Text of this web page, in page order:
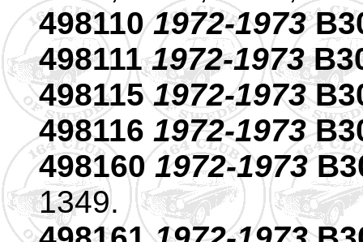
4981101972-1973
4981111972-1973
4981151972-1973
498116 1972-1973
4981601972-1973
1349.